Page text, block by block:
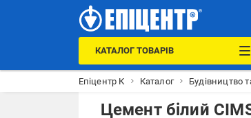
КАТАЛОГ ТОВАРІВ
Епіцентр К Каталог Будівництво
Цемент білий